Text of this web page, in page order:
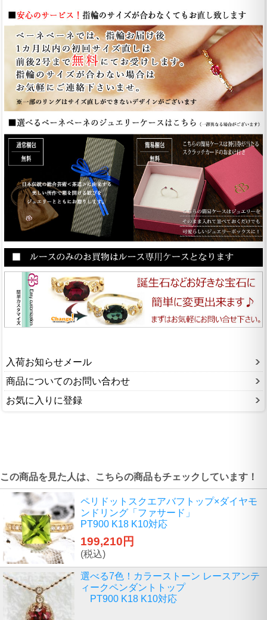
入荷お知らせメール
商品についてのお問い合わせ
お気に入りに登録
この商品を見た人は、こちらの商品もチェックしています！
ペリドットスクエアバフトップ×ダイヤモ
ンドリング「ファサード」
PT900 K18 K10対応
199,210円
(税込)
選べる7色！カラーストーン レースアンテ
ィークペンダントトップ
PT900 K18 K10対応